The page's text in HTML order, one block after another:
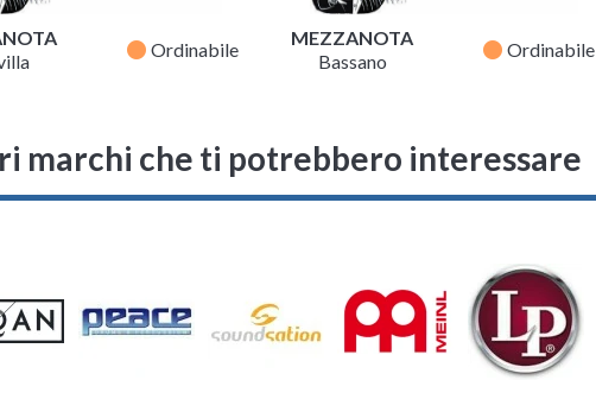
fiber_manual_record Ordinabile
MEZZANOTA
Bassano
fiber_manual_record Ordinabile
marchi che ti potrebbero interessare